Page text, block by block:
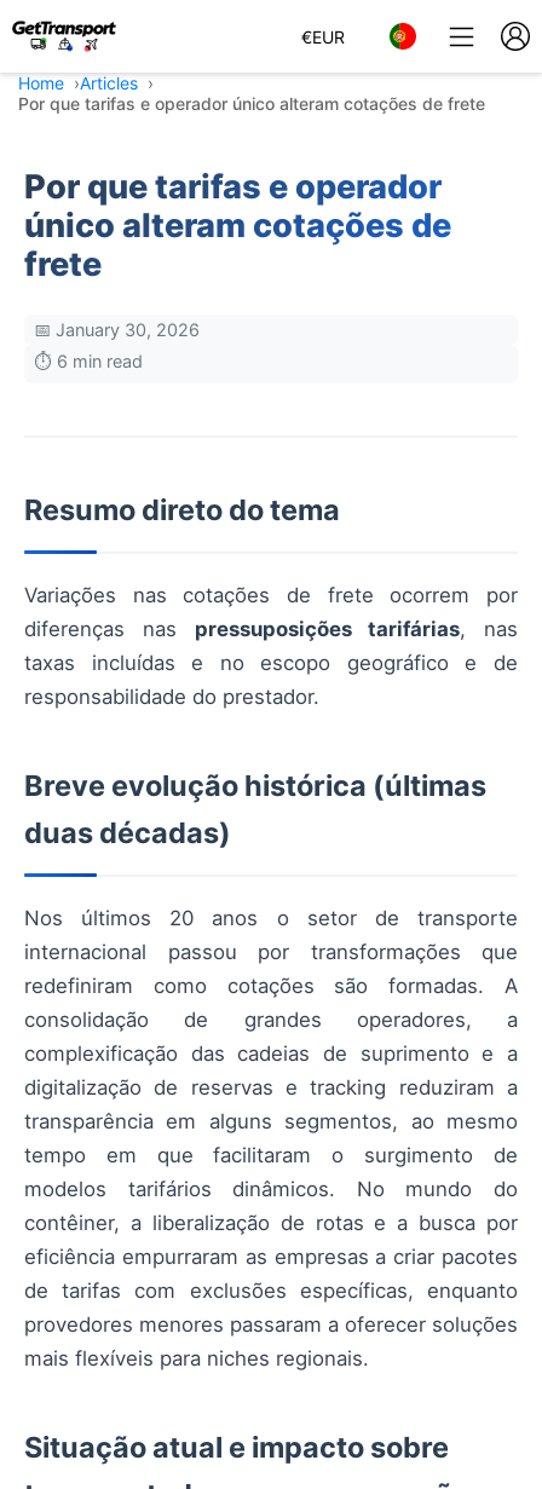
€EUR
Home
Articles
Por que tarifas e operador único alteram cotações de frete
Por que tarifas e operador
único alteram cotações de
frete
📅 January 30, 2026
⏱️ 6 min read
Resumo direto do tema
Variações nas cotações de frete ocorrem por
diferenças nas pressuposições tarifárias, nas
taxas incluídas e no escopo geográfico e de
responsabilidade do prestador.
Breve evolução histórica (últimas
duas décadas)
Nos últimos 20 anos o setor de transporte
internacional passou por transformações que
redefiniram como cotações são formadas. A
consolidação de grandes operadores, a
complexificação das cadeias de suprimento e a
digitalização de reservas e tracking reduziram a
transparência em alguns segmentos, ao mesmo
tempo em que facilitaram o surgimento de
modelos tarifários dinâmicos. No mundo do
contêiner, a liberalização de rotas e a busca por
eficiência empurraram as empresas a criar pacotes
de tarifas com exclusões específicas, enquanto
provedores menores passaram a oferecer soluções
mais flexíveis para niches regionais.
Situação atual e impacto sobre